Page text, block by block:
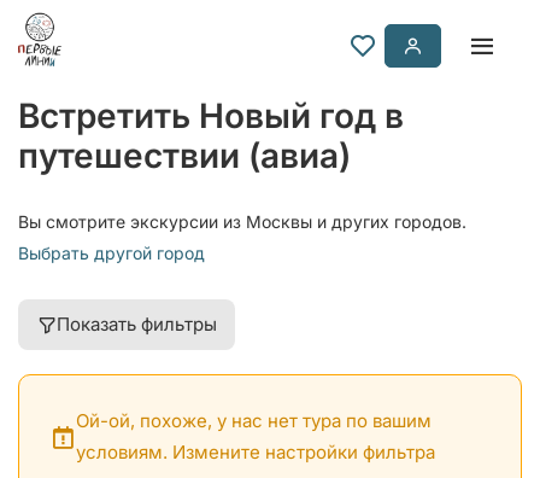
Встретить Новый год в
путешествии (авиа)
Вы смотрите экскурсии из Москвы и других городов.
Выбрать другой город
Показать фильтры
Ой-ой, похоже, у нас нет тура по вашим
условиям. Измените настройки фильтра